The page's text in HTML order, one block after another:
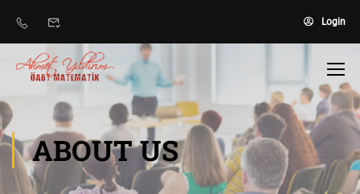
Login
ABOUT US